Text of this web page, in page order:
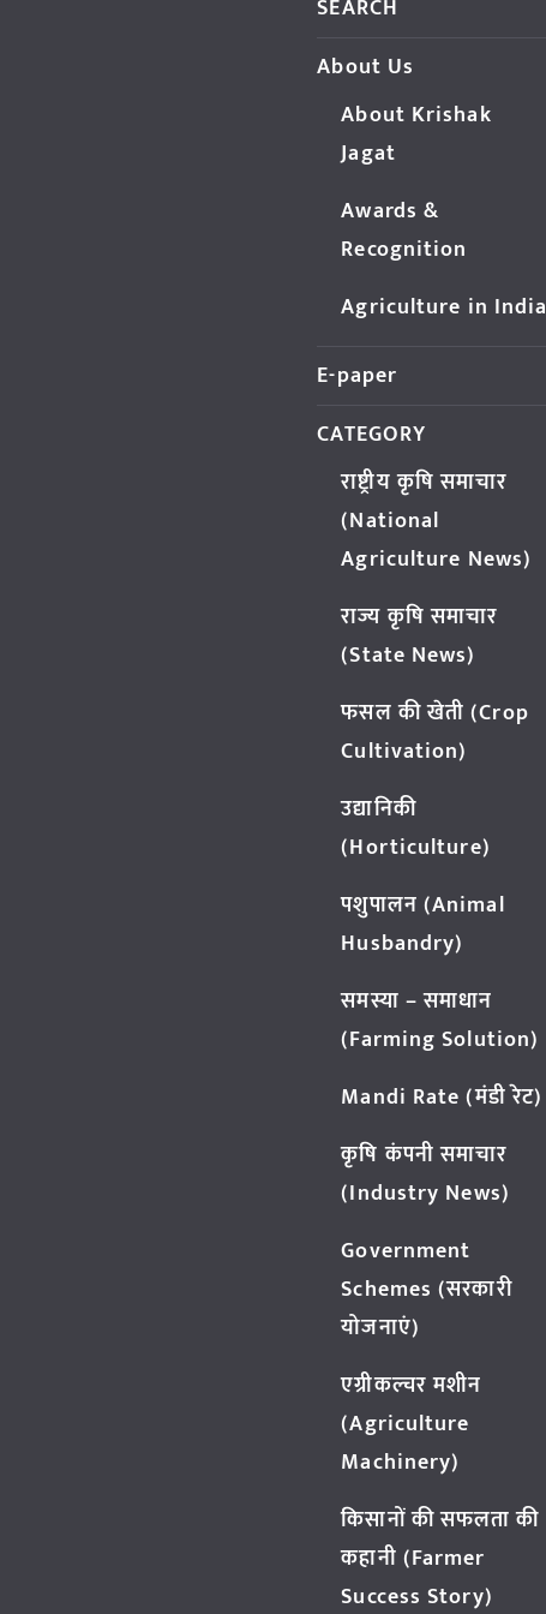
SEARCH
About Us
About Krishak
Jagat
Awards &
Recognition
Agriculture in India
E-paper
CATEGORY
राष्ट्रीय कृषि समाचार
(National
Agriculture News)
राज्य कृषि समाचार
(State News)
फसल की खेती (Crop
Cultivation)
उद्यानिकी
(Horticulture)
पशुपालन (Animal
Husbandry)
समस्या – समाधान
(Farming Solution)
Mandi Rate (मंडी रेट)
कृषि कंपनी समाचार
(Industry News)
Government
Schemes (सरकारी
योजनाएं)
एग्रीकल्चर मशीन
(Agriculture
Machinery)
किसानों की सफलता की
कहानी (Farmer
Success Story)